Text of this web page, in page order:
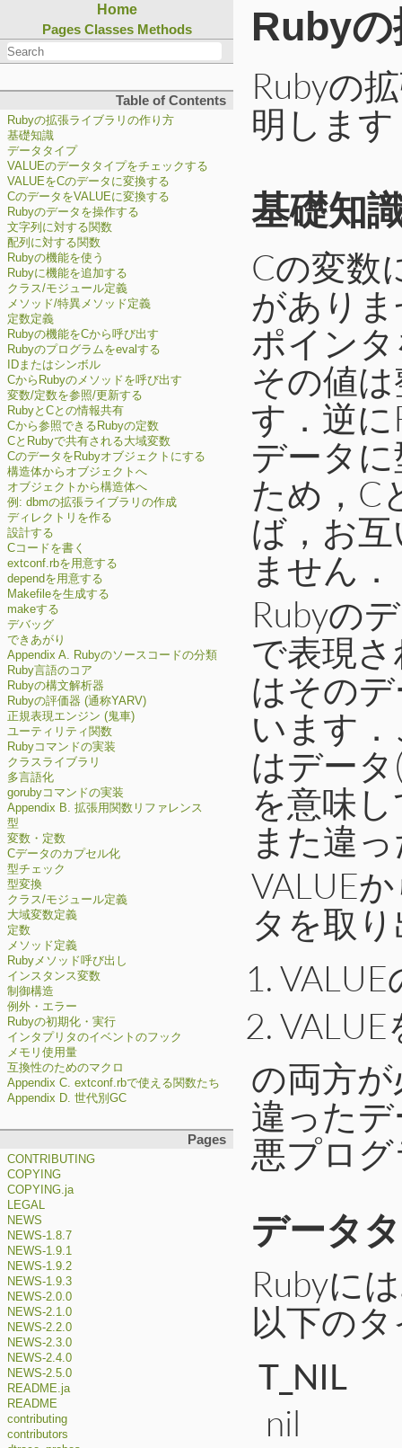
Home
Pages Classes Methods
Table of Contents
Rubyの拡張ライブラリの作り方
基礎知識
データタイプ
VALUEのデータタイプをチェックする
VALUEをCのデータに変換する
CのデータをVALUEに変換する
Rubyのデータを操作する
文字列に対する関数
配列に対する関数
Rubyの機能を使う
Rubyに機能を追加する
クラス/モジュール定義
メソッド/特異メソッド定義
定数定義
Rubyの機能をCから呼び出す
Rubyのプログラムをevalする
IDまたはシンボル
CからRubyのメソッドを呼び出す
変数/定数を参照/更新する
RubyとCとの情報共有
Cから参照できるRubyの定数
CとRubyで共有される大域変数
CのデータをRubyオブジェクトにする
構造体からオブジェクトへ
オブジェクトから構造体へ
例: dbmの拡張ライブラリの作成
ディレクトリを作る
設計する
Cコードを書く
extconf.rbを用意する
dependを用意する
Makefileを生成する
makeする
デバッグ
できあがり
Appendix A. Rubyのソースコードの分類
Ruby言語のコア
Rubyの構文解析器
Rubyの評価器 (通称YARV)
正規表現エンジン (鬼車)
ユーティリティ関数
Rubyコマンドの実装
クラスライブラリ
多言語化
gorubyコマンドの実装
Appendix B. 拡張用関数リファレンス
型
変数・定数
Cデータのカプセル化
型チェック
型変換
クラス/モジュール定義
大域変数定義
定数
メソッド定義
Rubyメソッド呼び出し
インスタンス変数
制御構造
例外・エラー
Rubyの初期化・実行
インタプリタのイベントのフック
メモリ使用量
互換性のためのマクロ
Appendix C. extconf.rbで使える関数たち
Appendix D. 世代別GC
Pages
CONTRIBUTING
COPYING
COPYING.ja
LEGAL
NEWS
NEWS-1.8.7
NEWS-1.9.1
NEWS-1.9.2
NEWS-1.9.3
NEWS-2.0.0
NEWS-2.1.0
NEWS-2.2.0
NEWS-2.3.0
NEWS-2.4.0
NEWS-2.5.0
README.ja
README
contributing
contributors
Ruby
Rubyの
明しま
基礎知
Cの変数
があり
ポイン
その値
す．逆
データ
ため，C
ば，お
ません．
Rubyの
で表現
はその
います
はデー
を意味
また違
VALUE
タを取
の両方
違った
悪プロ
データ
Rubyに
以下の
T_NIL
nil